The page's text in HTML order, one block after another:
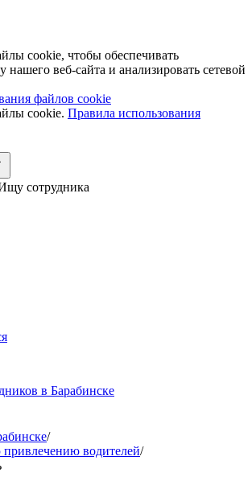
cookie, чтобы обеспечивать
нашего веб-сайта и анализировать сетевой
файлов cookie
cookie. Правила использования
сотрудника
в Барабинске
/
водителей/